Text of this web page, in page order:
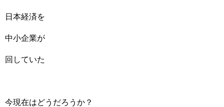
日本経済を
中小企業が
回していた
今現在はどうだろうか？